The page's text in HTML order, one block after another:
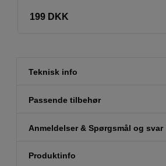
199 DKK
Teknisk info
Passende tilbehør
Anmeldelser & Spørgsmål og svar
Produktinfo